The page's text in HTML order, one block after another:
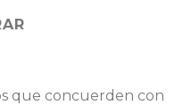
que concuerden con